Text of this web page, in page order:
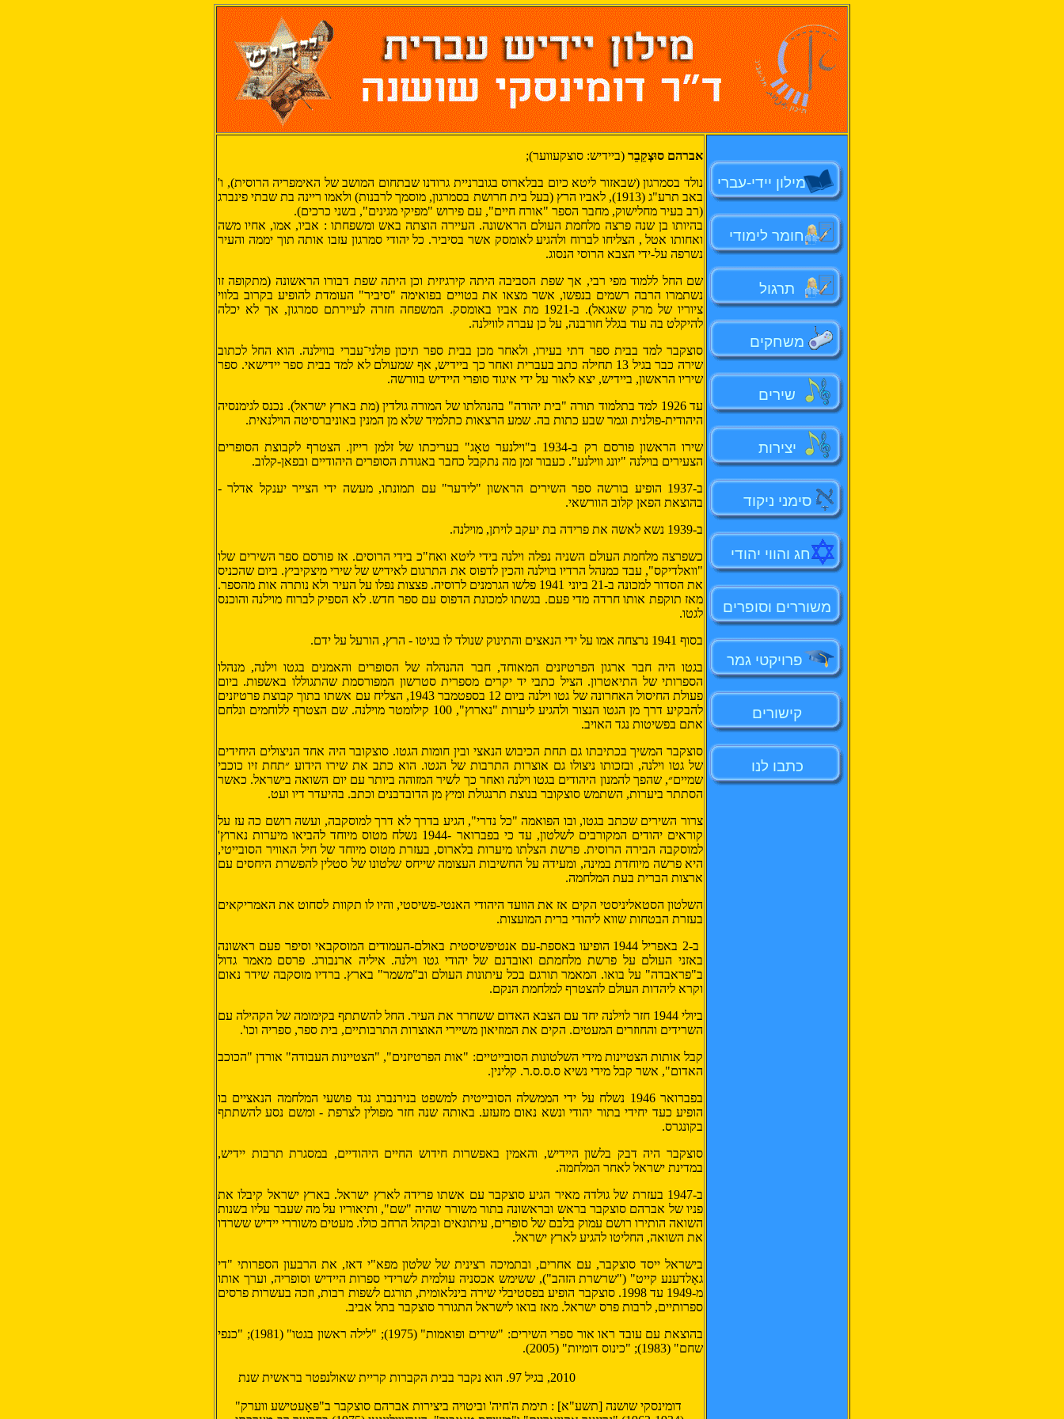
אברהם סוּצְקֵבֵר (ביידיש: סוצקעווער);
נולד בסמרגון (שבאזור ליטא כיום בבלארוס בגוברניית גרודנו שבתחום המושב של האימפריה הרוסית), ו'
באב תרע"ג (1913), לאביו הרץ (בעל בית חרושת בסמרגון, מוסמך לרבנות) ולאמו ריינה בת שבתי פינברג
(רב בעיר מחלישוק, מחבר הספר "אורח חיים", עם פירוש "מפיקי מגינים", בשני כרכים).
בהיותו בן שנה פרצה מלחמת העולם הראשונה. העיירה הוצתה באש ומשפחתו : אביו, אמו, אחיו משה
ואחותו אטל , הצליחו לברוח ולהגיע לאומסק אשר בסיביר. כל יהודי סמרגון עזבו אותה תוך יממה והעיר
נשרפה על-ידי הצבא הרוסי הנסוג.
שם החל ללמוד מפי רבי, אך שפת הסביבה היתה קירגיזית וכן היתה שפת דבורו הראשונה (מתקופה זו
נשתמרו הרבה רשמים בנפשו, אשר מצאו את בטויים בפואימה "סיביר" העומדת להופיע בקרוב בלווי
ציוריו של מרק שאגאל). ב-1921 מת אביו באומסק. המשפחה חזרה לעיירתם סמרגון, אך לא יכלה
להיקלט בה עוד בגלל חורבנה, על כן עברה לווילנה.
סוצקבר למד בבית ספר דתי בעירו, ולאחר מכן בבית ספר תיכון פולני־עברי בווילנה. הוא החל לכתוב
שירה כבר בגיל 13 תחילה כתב ב
עברית ואחר כך ביידיש, אף שמעולם לא למד בבית ספר יידישאי. ספר
שיריו הראשון, ביידיש, יצא לאור על ידי איגוד סופרי היידיש בוורשה.
עד 1926 למד בתלמוד תורה "בית יהודה" בהנהלתו של המורה גולדין (מת בארץ ישראל). נכנס לגימנסיה
היהודית-פולנית וגמר שבע כתות בה. שמע הרצאות כתלמיד שלא מן המנין באוניברסיטה הוילנאית.
שירו הראשון פורסם רק ב-1934 ב"וילנער טאָג" בעריכתו של זלמן רייזן. הצטרף לקבוצת הסופרים
הצעירים בוילנה "יונג ווילנע". כעבור זמן מה נתקבל כחבר באגודת הסופרים היהודיים ובפאן-קלוב.
ב-1937 הופיע בורשה ספר השירים הראשון "לידער" עם תמונתו, מעשה ידי הצייר יענקל אדלר -
בהוצאת הפאן קלוב הוורשאי.
ב-1939 נשא לאשה את פרידה בת יעקב לויתן, מוילנה.
כשפרצה מלחמת העולם השניה נפלה וילנה בידי ליטא ואח"כ בידי הרוסים. אז פורסם ספר השירים שלו
"וואלדיקס", עבד כמנהל הרדיו בוילנה והכין לדפוס את התרגום לאידיש של שירי מיצקיביץ. ביום שהכניס
את הסדור למכונה ב-21 ביוני 1941 פלשו הגרמנים לרוסיה. פצצות נפלו על העיר ולא נותרה אות מהספר.
מאז תוקפת אותו חרדה מדי פעם. בגשתו למכונת הדפוס עם ספר חדש. לא הספיק לברוח מוילנה והוכנס
לגטו.
בסוף 1941 נרצחה אמו על ידי הנאצים והתינוק שנולד לו בגיטו - הרץ, הורעל על ידם.
בגטו היה חבר ארגון הפרטיזנים המאוחד, חבר ההנהלה של הסופרים והאמנים בגטו וילנה, מנהלו
הספרותי של התיאטרון. הציל כתבי יד יקרים מספרית סטרשון המפורסמת שהתגוללו באשפות. ביום
פעולת החיסול האחרונה של גטו וילנה ביום 12 בספטמבר 1943, הצליח עם אשתו בתוך קבוצת פרטיזנים
להבקיע דרך מן הגטו הנצור ולהגיע ליערות "נארוץ", 100 קילומטר מוילנה. שם הצטרף ללוחמים ונלחם
אתם בפשיטות נגד האויב.
סוצקבר המשיך בכתיבתו גם תחת הכיבוש הנאצי ובין חומות הגטו. סוצקובר היה אחד הניצולים היחידים
של גטו וילנה, ובזכותו ניצולו גם אוצרות התרבות של הגטו. הוא כתב את שירו הידוע ״תחת זיו כוכבי
שמיים״, שהפך להמנון היהודים בגטו וילנה ואחר כך לשיר המזוהה ביותר עם יום השואה בישראל. כאשר
הסתתר ביערות, השתמש סוצקובר בנוצת תרנגולת ומיץ מן הדובדבנים וכתב. בהיעדר דיו ועט.
צרור השירים שכתב בגטו, ובו הפואמה"כל נדרי", הגיע בדרך לא דרך למוסקבה, ועשה רושם כה עז על
קוראים יהודים המקורבים לשלטון, עד כי בפברואר -1944 נשלח מטוס מיוחד להביאו מיערות נארוץ'
למוסקבה הבירה הרוסית. פרשת הצלתו מיערות בלארוס, בעזרת מטוס מיוחד של חיל האוויר הסובייטי,
היא פרשה מיוחדת במינה, ומעידה על החשיבות העצומה שייחס שלטונו של סטליןלהפשרת היחסים עם
ארצות הברית בעת המלחמה.
השלטון הסטאליניסטי הקים אז את הוועד היהודי האנטי-פשיסטי, והיו לו תקוות לסחוט את האמריקאים
בעזרת הבטחות שווא ליהודי ברית המועצות.
ב-2 באפריל 1944 הופיעו באספת-עם אנטיפשיסטית באולם-העמודים המוסקבאי וסיפר פעם ראשונה
באזני העולם על פרשת מלחמתם ואובדנם של יהודי גטו וילנה. איליה ארנבורג. פרסם מאמר גדול
ב"פראבדה" על בואו. המאמר תורגם בכל עיתונות העולם וב"משמר" בארץ. ברדיו מוסקבה שידר נאום
וקרא ליהדות העולם להצטרף למלחמת הנקם.
ביולי 1944 חזר לוילנה יחד עם הצבא האדום ששחרר את העיר. החל להשתתף בקימומה של הקהילה עם
השרידים והחוזרים המעטים. הקים את המוזיאון משיירי האוצרות התרבותיים, בית ספר, ספריה וכו'.
קבל אותות הצטיינות מידי השלטונות הסובייטיים: "אות הפרטיזנים", "הצטיינות העבודה" אורדן "הכוכב
האדום", אשר קבל מידי נשיא ס.ס.ס.ר. קלינין.
בפברואר 1946 נשלח על ידי הממשלה הסובייטית למשפט בנירנברג נגד פושעי המלחמה הנאציים בו
הופיע כעד יחידי בתור יהודי ונשא נאום מזעזע. באותה שנה חזר מפולין לצרפת - ומשם נסע להשתתף
בקונגרס.
סוצקבר היה דבק בלשון היידיש, והאמין באפשרות חידוש החיים היהודיים, במסגרת תרבות יידיש,
במדינת ישראל לאחר המלחמה.
ב-1947 בעזרת של גולדה מאיר הגיע סוצקבר עם אשתו פרידה לארץ ישראל. בארץ ישראל קיבלו את
פניו של אברהם סוצקבר בראש ובראשונה בתור משורר שהיה "שם", ותיאוריו על מה שעבר עליו בשנות
השואה הותירו רושם עמוק בלבם של סופרים, עיתונאים ובקהל הרחב כולו. מעטים משוררי יידיש ששרדו
את השואה, החליטו להגיע לארץ ישראל.
בישראל ייסד סוצקבר, עם אחרים, ובתמיכה רצינית של שלטון מפא"י דאז, את הרבעון הספרותי "די
גאָלדענע קייט" ("שרשרת הזהב"), ששימש אכסניה עולמית לשרידי ספרות היידיש וסופריה, וערך אותו
מ-1949 עד1998. סוצקבר הופיע בפסטיבלי שירה בינלאומית, תורגם לשפות רבות, וזכה בעשרות פרסים
ספרותיים, לרבות פרס ישראל. מאז בואו לישראל התגורר סוצקבר בתל אביב.
בהוצאת עם עובד ראו אור ספרי השירים: "שירים ופואמות" (1975); " לילה ראשון בגטו" (1981); "
כנפי
שחם" (1983); " כינוס דומיות" (2005).
נפטר בראשית שנת 2010, בגיל 97. הוא נקבר בבית הקברות קריית שאול
דומינסקי שושנה [תשע"א] : תימת ה'חיה' וביטויה ביצירות אברהם סוצקבר ב"פּאָעטישע ווערק"
מילון יידי-עברי
חומר לימודי
תרגול
משחקים
שירים
יצירות
סימני ניקוד
חג והווי יהודי
משוררים וסופרים
פרויקטי גמר
קישורים
כתבו לנו